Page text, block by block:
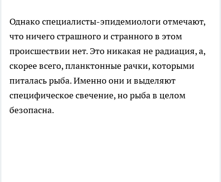
Однако специалисты-эпидемиологи отмечают,
что ничего страшного и странного в этом
происшествии нет. Это никакая не радиация, а,
скорее всего, планктонные рачки, которыми
питалась рыба. Именно они и выделяют
специфическое свечение, но рыба в целом
безопасна.